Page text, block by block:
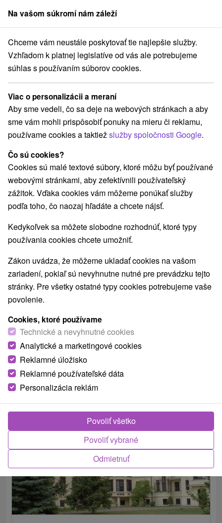
člen skupinySorger
Atrakcie na Slovensku Kaštiele Bratislava a okolie
Kaštiele Bratislava a okolie
Kategórie
Všetky kategórie
Vyhliadkové veže a chodníky(9)
Túry a turistické chodníky(1) Vínne cesty(1)
Motokárové dráhy
Mestské a zámocké parky(4) Lyžiarske strediská(2)
Architektonické stavby(7) Plte, rafting, splavy(2)
Sakrálne miesta(4) Kaštiele(2) Divadlá(6)
Skanzeny(1) Jazda na koni (3) Šport (3)
Hrady, zámky, zrúcaniny
Jazerá, plesá, vodné nádrže(5)
Laserarény a paintball(2) Detské centrá a mestečká
Pamätníky(3) Technické pamiatky(1)
Atrakcie pre deti (17) Escaperoom(6)
Botanické záhrady (1) ZOO a zvieracie farmy(1)
Múzeá a galérie
Adrenalinové atrakcie(3)
Bobové dráhy (1)
Obce a mesta
Stupava(1) Bratislava - Ružinov
Na vašom súkromí nám záleží
Chceme vám neustále poskytovať tie najlepšie služby.
Vzhľadom k platnej legislatíve od vás ale potrebujeme
súhlas s používaním súborov cookies.
Viac o personalizácii a meraní
Aby sme vedeli, čo sa deje na webových stránkach a aby
sme vám mohli prispôsobiť ponuky na mieru či reklamu,
používame cookies a taktiežslužby spoločnosti Google.
Čo sú cookies?
Cookies sú malé textové súbory, ktoré môžu byť používané
webovými stránkami, aby zefektívnili používateľský
zážitok. Vďaka cookies vám môžeme ponúkať služby
podľa toho, čo naozaj hľadáte a chcete nájsť.
Kedykoľvek sa môžete slobodne rozhodnúť, ktoré typy
používania cookies chcete umožniť.
Zákon uvádza, že môžeme ukladať cookies na vašom
zariadení, pokiaľ sú nevyhnutne nutné pre prevádzku tejto
stránky. Pre všetky ostatné typy cookies potrebujeme vaše
povolenie.
Cookies, ktoré používame
Technické a nevyhnutné cookies
Analytické a marketingové cookies
Reklamné úložisko
Reklamné používateľské dáta
Personalizácia reklám
Odmietnuť
Povoliť vybrané
Povoliť všetko